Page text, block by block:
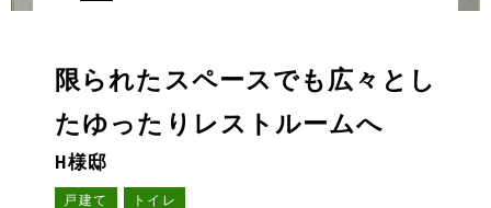
限られたスペースでも広々とし
たゆったりレストルームへ
H様邸
戸建て トイレ